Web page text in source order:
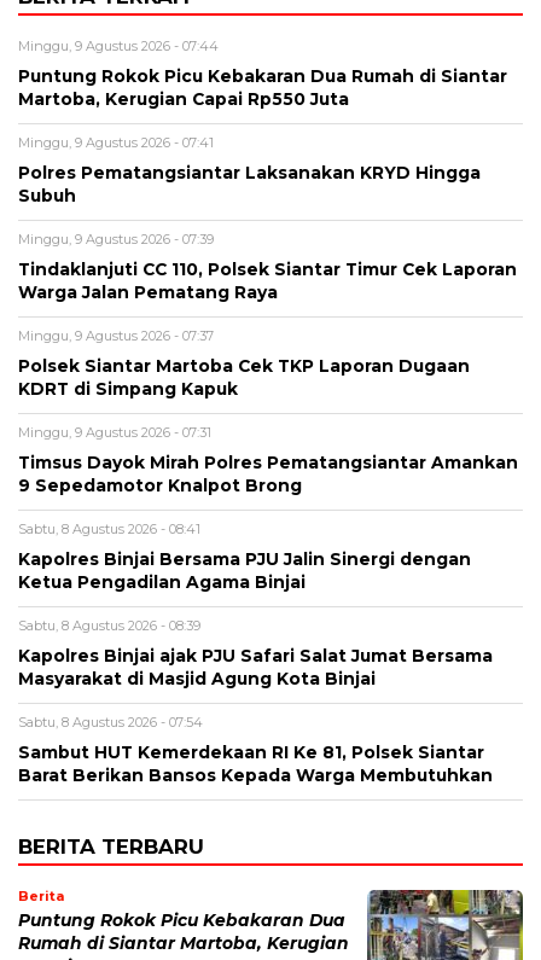
Minggu, 9 Agustus 2026 - 07:44
Puntung Rokok Picu Kebakaran Dua Rumah di Siantar
Martoba, Kerugian Capai Rp550 Juta
Minggu, 9 Agustus 2026 - 07:41
Polres Pematangsiantar Laksanakan KRYD Hingga
Subuh
Minggu, 9 Agustus 2026 - 07:39
Tindaklanjuti CC 110, Polsek Siantar Timur Cek Laporan
Warga Jalan Pematang Raya
Minggu, 9 Agustus 2026 - 07:37
Polsek Siantar Martoba Cek TKP Laporan Dugaan
KDRT di Simpang Kapuk
Minggu, 9 Agustus 2026 - 07:31
Timsus Dayok Mirah Polres Pematangsiantar Amankan
9 Sepedamotor Knalpot Brong
Sabtu, 8 Agustus 2026 - 08:41
Kapolres Binjai Bersama PJU Jalin Sinergi dengan
Ketua Pengadilan Agama Binjai
Sabtu, 8 Agustus 2026 - 08:39
Kapolres Binjai ajak PJU Safari Salat Jumat Bersama
Masyarakat di Masjid Agung Kota Binjai
Sabtu, 8 Agustus 2026 - 07:54
Sambut HUT Kemerdekaan RI Ke 81, Polsek Siantar
Barat Berikan Bansos Kepada Warga Membutuhkan
BERITA TERBARU
Berita
Puntung Rokok Picu Kebakaran Dua
Rumah di Siantar Martoba, Kerugian